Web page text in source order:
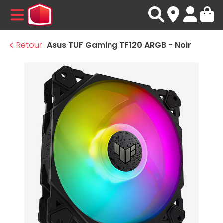
MENU
Retour Asus TUF Gaming TF120 ARGB - Noir